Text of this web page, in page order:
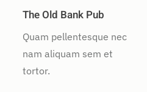
The Old Bank Pub
Quam pellentesque nec
nam aliquam sem et
tortor.